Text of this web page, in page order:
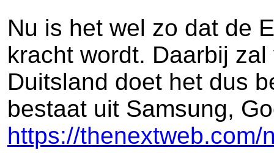
Nu is het wel zo dat de
kracht wordt. Daarbij
Duitsland doet het dus
bestaat uit Samsung,
https://